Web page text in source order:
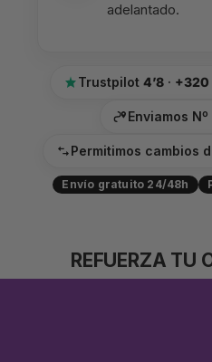
adelantado.
Trustpilot 4’8 · +320
Enviamos
Permitimos cambios
Envío gratuito 24/48h
REFUERZA TU